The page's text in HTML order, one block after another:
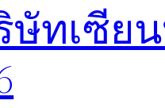
ษัทเซีย